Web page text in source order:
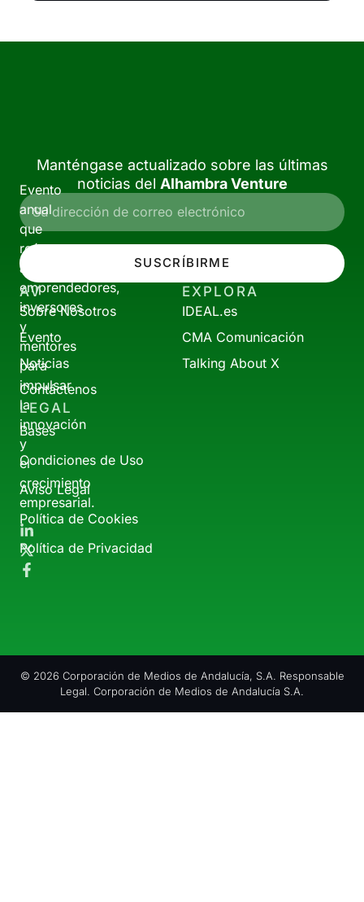
Evento
anual
que
reúne
a
emprendedores,
inversores
y
mentores
para
impulsar
la
innovación
y
el
crecimiento
empresarial.
Manténgase actualizado sobre las últimas
noticias del Alhambra Venture
SUSCRÍBIRME
AV
Sobre Nosotros
Evento
Noticias
Contáctenos
EXPLORA
IDEAL.es
CMA Comunicación
Talking About X
LEGAL
Bases
Condiciones de Uso
Aviso Legal
Política de Cookies
Política de Privacidad
© 2026 Corporación de Medios de Andalucía, S.A. Responsable
Legal. Corporación de Medios de Andalucía S.A.